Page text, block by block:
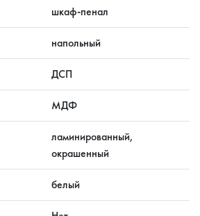
шкаф-пенал
напольный
ДСП
МДФ
ламинированный,
окрашенный
белый